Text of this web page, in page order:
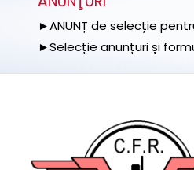
►ANUNȚ de selecție
►Selecție anunțuri și